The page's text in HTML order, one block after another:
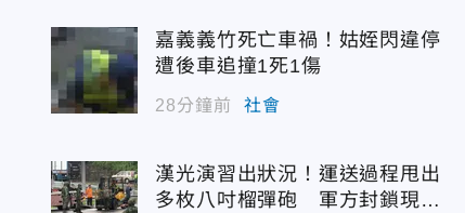
嘉義義竹死亡車禍！姑姪閃違停
遭後車追撞1死1傷
28分鐘前 社會
漢光演習出狀況！運送過程甩出
多枚八吋榴彈砲 軍方封鎖現場